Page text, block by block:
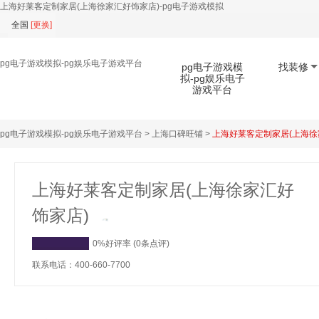
上海好莱客定制家居(上海徐家汇好饰家店)-pg电子游戏模拟
全国 [更换]
pg电子游戏模拟-pg娱乐电子游戏平台
pg电子游戏模
拟-pg娱乐电子
游戏平台
找装修
pg电子游戏模拟-pg娱乐电子游戏平台 > 上海口碑旺铺 > 上海好莱客定制家居(上海
上海好莱客定制家居(上海徐家汇好
饰家店)
0%好评率 (0条点评)
联系电话：400-660-7700